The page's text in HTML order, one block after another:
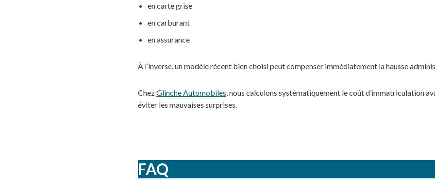
en carte grise
en carburant
en assurance
À l’inverse, un modèle récent bien choisi peut compenser immédiatement la hausse
ChezGlinche Automobiles , nous calculons systématiquement le coût d’immatriculation
éviter les mauvaises surprises.
FAQ